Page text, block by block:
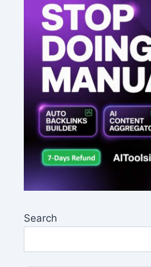
Search